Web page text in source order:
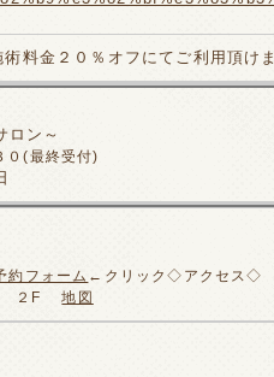
料金２０％オフにてご利用頂け
ロン～
(最終受付)
約フォーム ←クリック◇アクセス◇
４ ２F地図